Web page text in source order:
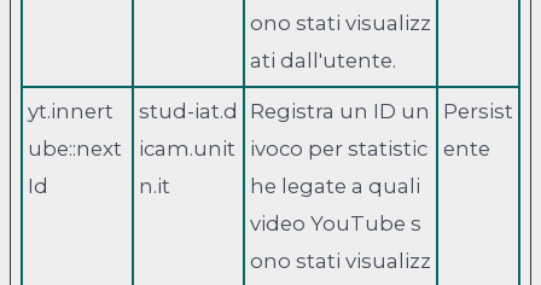
ono stati visualizz
ati dall'utente.
yt.innert
ube::next
Id
stud-iat.d
icam.unit
n.it
Registra un ID un
ivoco per statistic
he legate a quali
video YouTube s
ono stati visualizz
Persist
ente